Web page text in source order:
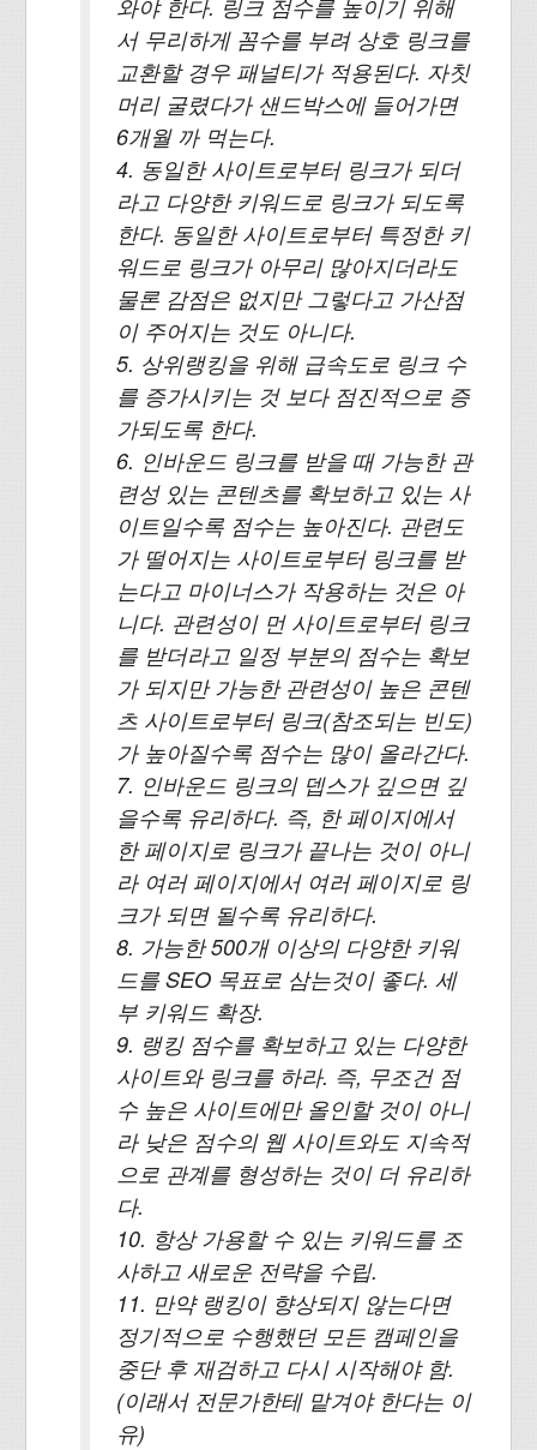
와야 한다. 링크 점수를 높이기 위해
서 무리하게 꼼수를 부려 상호 링크를
교환할 경우 패널티가 적용된다. 자칫
머리 굴렸다가 샌드박스에 들어가면
6개월 까 먹는다.
4. 동일한 사이트로부터 링크가 되더
라고 다양한 키워드로 링크가 되도록
한다. 동일한 사이트로부터 특정한 키
워드로 링크가 아무리 많아지더라도
물론 감점은 없지만 그렇다고 가산점
이 주어지는 것도 아니다.
5. 상위랭킹을 위해 급속도로 링크 수
를 증가시키는 것 보다 점진적으로 증
가되도록 한다.
6. 인바운드 링크를 받을 때 가능한 관
련성 있는 콘텐츠를 확보하고 있는 사
이트일수록 점수는 높아진다. 관련도
가 떨어지는 사이트로부터 링크를 받
는다고 마이너스가 작용하는 것은 아
니다. 관련성이 먼 사이트로부터 링크
를 받더라고 일정 부분의 점수는 확보
가 되지만 가능한 관련성이 높은 콘텐
츠 사이트로부터 링크(참조되는 빈도)
가 높아질수록 점수는 많이 올라간다.
7. 인바운드 링크의 뎁스가 깊으면 깊
을수록 유리하다. 즉, 한 페이지에서
한 페이지로 링크가 끝나는 것이 아니
라 여러 페이지에서 여러 페이지로 링
크가 되면 될수록 유리하다.
8. 가능한 500개 이상의 다양한 키워
드를 SEO 목표로 삼는것이 좋다. 세
부 키워드 확장.
9. 랭킹 점수를 확보하고 있는 다양한
사이트와 링크를 하라. 즉, 무조건 점
수 높은 사이트에만 올인할 것이 아니
라 낮은 점수의 웹 사이트와도 지속적
으로 관계를 형성하는 것이 더 유리하
다.
10. 항상 가용할 수 있는 키워드를 조
사하고 새로운 전략을 수립.
11. 만약 랭킹이 향상되지 않는다면
정기적으로 수행했던 모든 캠페인을
중단 후 재검하고 다시 시작해야 함.
(이래서 전문가한테 맡겨야 한다는 이
유)